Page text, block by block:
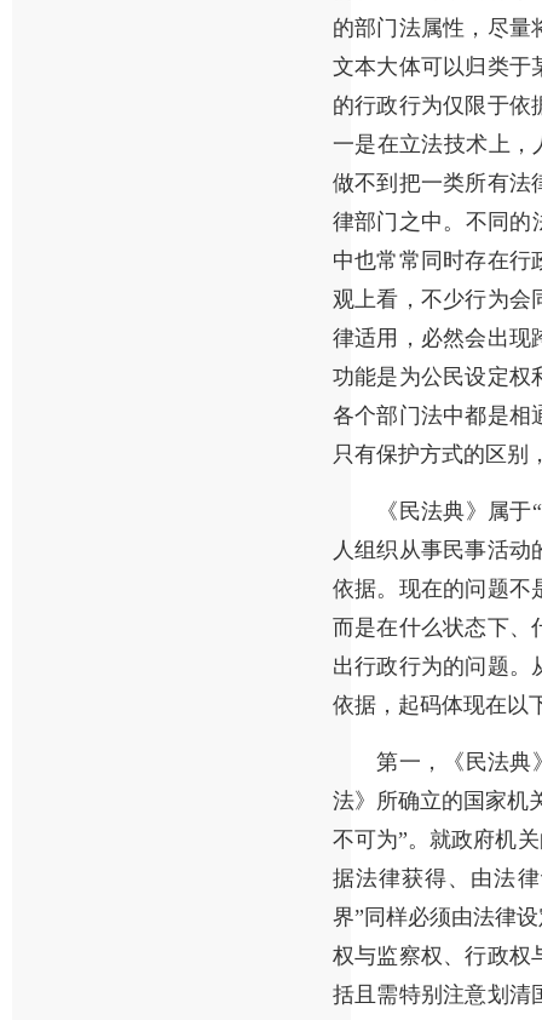
的部门法属性，尽量
文本大体可以归类于
的行政行为仅限于依
一是在立法技术上，
做不到把一类所有法
律部门之中。不同的
中也常常同时存在行
观上看，不少行为会
律适用，必然会出现
功能是为公民设定权
各个部门法中都是相
只有保护方式的区别
《民法典》属于“
人组织从事民事活
依据。现在的问题不
而是在什么状态下、
出行政行为的问题。
依据，起码体现在以
第一，《民法典》
法》所确立的国家机
不可为”。就政府机
据法律获得、由法
界”同样必须由法律
权与监察权、行政权
括且需特别注意划清